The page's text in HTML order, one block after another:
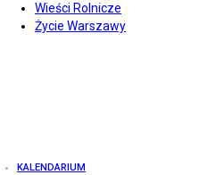
Wieści Rolnicze
Życie Warszawy
KALENDARIUM